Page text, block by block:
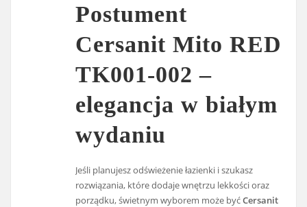
Postument
Cersanit Mito RED
TK001-002 –
elegancja w białym
wydaniu
Jeśli planujesz odświeżenie łazienki i szukasz
rozwiązania, które dodaje wnętrzu lekkości oraz
porządku, świetnym wyborem może byćCersanit